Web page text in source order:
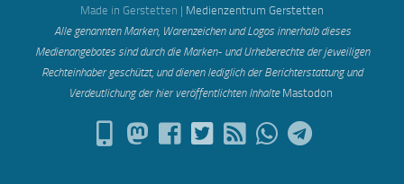
Made in Gerstetten | Medienzentrum Gerstetten
Alle genannten Marken, Warenzeichen und Logos innerhalb dieses
Medienangebotes sind durch die Marken- und Urheberechte der jeweiligen
Rechteinhaber geschützt, und dienen lediglich der Berichterstattung und
Verdeutlichung der hier veröffentlichten Inhalte Mastodon